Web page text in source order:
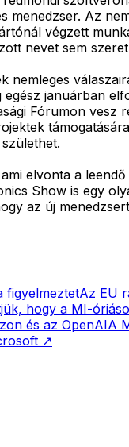
menedzser. Az
végzett
nevet sem
januárban
Fórumon vesz
elvonta a
Show is egy
az új
figyelmeztetAz EU
hogy a MI-
és az OpenAIA
↗